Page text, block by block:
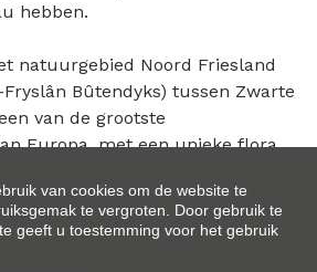
hebben.
natuurgebied Noord Friesland
Bûtendyks) tussen Zwarte
van de grootste
Europa, met een unieke flora
tot die gebieden in
lucht.
van cookies om de website te
te vergroten. Door gebruik te
geeft u toestemming voor het gebruik